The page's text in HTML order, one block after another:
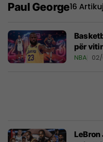
Paul George16 Artikuj
për
NBA
LeBron